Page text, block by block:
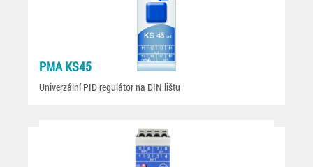
PMA KS45
Univerzální PID regulátor na DIN lištu